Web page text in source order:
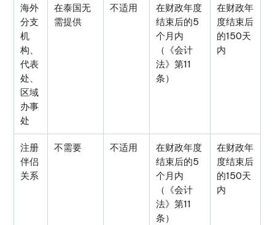
海外
分支
机
构、
代表
处、
区域
办事
处
在泰国无
需提供
不适用
在财政年度
结束后的5
个月内
（《会计
法》第11
条）
在财政年
度结束后
的150天
内
注册
伴侣
关系
不需要 不适用
在财政年度
结束后的5
个月内
（《会计
法》第11
条）
在财政年
度结束后
的150天
内